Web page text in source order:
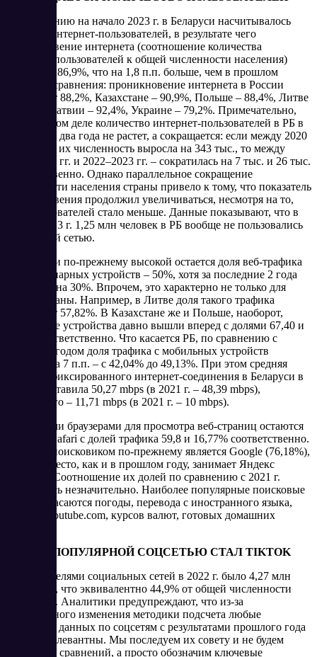
По состоянию на начало 2023 г. в Беларуси насчитывалось
8,27 млн интернет-пользователей, в результате чего
проникновение интернета (соотношение количества
интернет-пользователей к общей численности населения)
составило 86,9%, что на 1,8 п.п. больше, чем в прошлом
году. Для сравнения: проникновение интернета в России
составляет 88,2%, Казахстане – 90,9%, Польше – 88,4%, Литве
– 88,9%, Латвии – 92,4%, Украине – 79,2%. Примечательно,
что на самом деле количество интернет-пользователей в РБ в
последние два года не растет, а сокращается: если между 2020
г. и 2021 г. их численность выросла на 343 тыс., то между
2021–2022 гг. и 2022–2023 гг. – сократилась на 7 тыс. и 26 тыс.
соответственно. Однако параллельное сокращение
численности населения страны привело к тому, что показатель
проникновения продолжил увеличиваться, несмотря на то,
что пользователей стало меньше. Данные показывают, что в
начале 2023 г. 1,25 млн человек в РБ вообще не пользовались
глобальной сетью.
В Беларуси по-прежнему высокой остается доля веб-трафика
со стационарных устройств – 50%, хотя за последние 2 года
она упала на 30%. Впрочем, это характерно не только для
нашей страны. Например, в Литве доля такого трафика
составляет 57,82%. В Казахстане же и Польше, наоборот,
мобильные устройства давно вышли вперед с долями 67,40 и
60,6% соответственно. Что касается РБ, по сравнению с
прошлым годом доля трафика с мобильных устройств
выросла на 7 п.п. – с 42,04% до 49,13%. При этом средняя
скорость фиксированного интернет-соединения в Беларуси в
2021 г. составила 50,27 mbps (в 2021 г. – 48,39 mbps),
мобильного – 11,71 mbps (в 2021 г. – 10 mbps).
Основными браузерами для просмотра веб-страниц остаются
Google и Safari с долей трафика 59,8 и 16,77% соответственно.
Главным поисковиком по-прежнему является Google (76,18%),
а второе место, как и в прошлом году, занимает Яндекс
(21,89%). Соотношение их долей по сравнению с 2021 г.
изменилось незначительно. Наиболее популярные поисковые
запросы касаются погоды, перевода с иностранного языка,
kufar.by, youtube.com, курсов валют, готовых домашних
САМОЙ ПОПУЛЯРНОЙ СОЦСЕТЬЮ СТАЛ TIKTOK
Пользователями социальных сетей в 2022 г. было 4,27 млн
белорусов, что эквивалентно 44,9% от общей численности
населения. Аналитики предупреждают, что из-за
значительного изменения методики подсчета любые
сравнения данных по соцсетям с результатами прошлого года
будут нерелевантны. Мы последуем их совету и не будем
проводить сравнений, а просто обозначим ключевые